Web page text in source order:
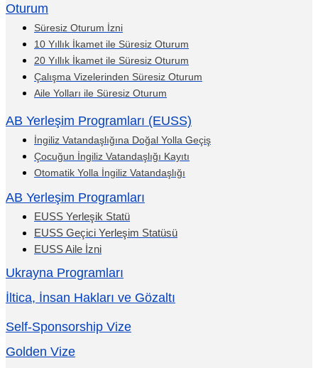
Oturum
Süresiz Oturum İzni
10 Yıllık İkamet ile Süresiz Oturum
20 Yıllık İkamet ile Süresiz Oturum
Çalışma Vizelerinden Süresiz Oturum
Aile Yolları ile Süresiz Oturum
AB Yerleşim Programları (EUSS)
İngiliz Vatandaşlığına Doğal Yolla Geçiş
Çocuğun İngiliz Vatandaşlığı Kayıtı
Otomatik Yolla İngiliz Vatandaşlığı
AB Yerleşim Programları
EUSS Yerleşik Statü
EUSS Geçici Yerleşim Statüsü
EUSS Aile İzni
Ukrayna Programları
İltica, İnsan Hakları ve Gözaltı
Self-Sponsorship Vize
Golden Vize